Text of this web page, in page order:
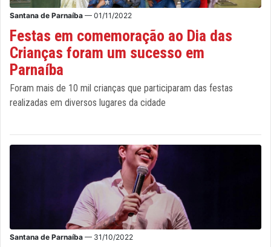
Santana de Parnaíba — 01/11/2022
Festas em comemoração ao Dia das
Crianças foram um sucesso em
Parnaíba
Foram mais de 10 mil crianças que participaram das festas
realizadas em diversos lugares da cidade
Santana de Parnaíba — 31/10/2022